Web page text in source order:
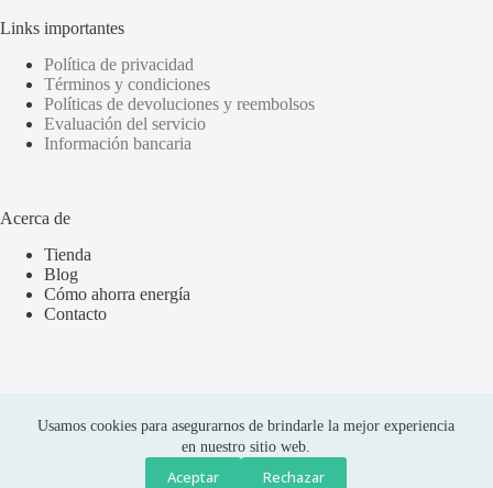
Usamos cookies para asegurarnos de brindarle la mejor experiencia
en nuestro sitio web.
Aceptar Rechazar
Links importantes
Política de privacidad
Términos y condiciones
Políticas de devoluciones y reembolsos
Evaluación del servicio
Información bancaria
Acerca de
Tienda
Blog
Cómo ahorra energía
Contacto